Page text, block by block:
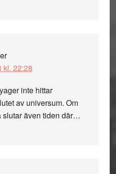
kl. 22:28
inte hittar
av universum. Om
slutar även tiden där…